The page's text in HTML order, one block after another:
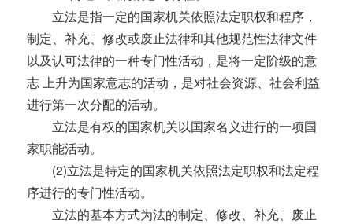
立法是指一定的国家机关依照法定职权和程序，
制定、补充、修改或废止法律和其他规范性法律文件
以及认可法律的一种专门性活动，是将一定阶级的意
志 上升为国家意志的活动，是对社会资源、社会利益
进行第一次分配的活动。
立法是有权的国家机关以国家名义进行的一项国
家职能活动。
(2)立法是特定的国家机关依照法定职权和法定程
序进行的专门性活动。
立法的基本方式为法的制定、修改、补充、废止